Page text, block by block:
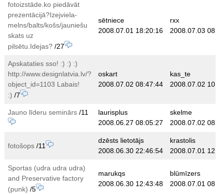
fotoizstāde.ko piedāvāt
prezentācijā?Izejviela-
melns/balts/košs/jauniešu
skats uz
pilsētu.Idejas?/27
sētniece
2008.07.01 18:20:16
rxx
2008.07.03
Apskataties sso! :) :) :)
http://www.designlatvia.lv/?
object_id=1103 Labais!
:) /7
oskart
2008.07.02 08:47:44
kas_te
2008.07.02
Jauno līderu seminārs/11
laurisplus
2008.06.27 08:05:27
skelme
2008.07.02
fotošops/11
dzēsts lietotājs
2008.06.30 22:46:54
krastolis
2008.07.01
Sportas (udra udra udra)
and Preservative factory
(punk) /5
marukqs
2008.06.30 12:43:48
blūmīzers
2008.07.01